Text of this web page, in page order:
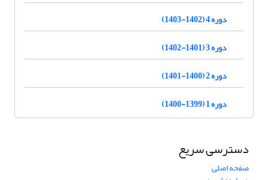
دوره 4 (1402-1403)
دوره 3 (1401-1402)
دوره 2 (1400-1401)
دوره 1 (1399-1400)
دسترسی سریع
صفحه اصلی